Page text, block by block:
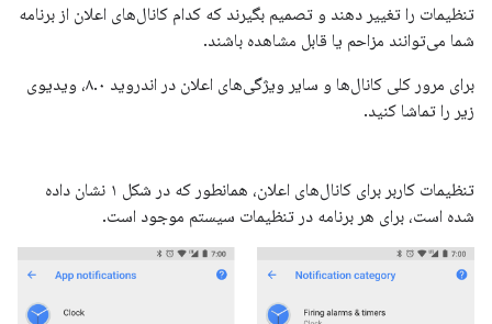
تنظیمات را تغییر دهند و تصمیم بگیرند که کدام کانال‌های اعلان از برنامه
شما می‌توانند مزاحم یا قابل مشاهده باشند.
برای مرور کلی کانال‌ها و سایر ویژگی‌های اعلان در اندروید ۸.۰، ویدیوی
زیر را تماشا کنید.
تنظیمات کاربر برای کانال‌های اعلان، همانطور که در شکل ۱ نشان داده
شده است، برای هر برنامه در تنظیمات سیستم موجود است.